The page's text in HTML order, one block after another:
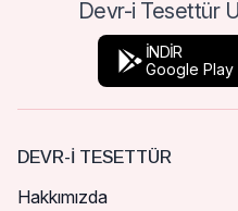
Devr-i Tesettür
İNDİR
Google Play
DEVR-I TESETTÜR
Hakkımızda